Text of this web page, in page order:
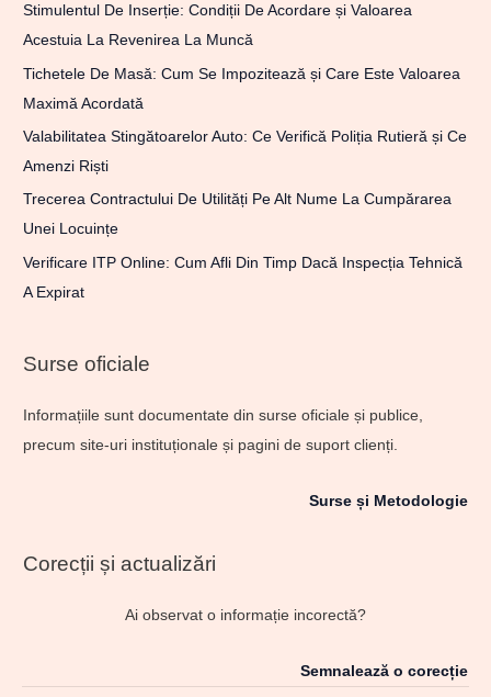
Stimulentul De Inserție: Condiții De Acordare și Valoarea
Acestuia La Revenirea La Muncă
Tichetele De Masă: Cum Se Impozitează și Care Este Valoarea
Maximă Acordată
Valabilitatea Stingătoarelor Auto: Ce Verifică Poliția Rutieră și Ce
Amenzi Riști
Trecerea Contractului De Utilități Pe Alt Nume La Cumpărarea
Unei Locuințe
Verificare ITP Online: Cum Afli Din Timp Dacă Inspecția Tehnică
A Expirat
Surse oficiale
Informațiile sunt documentate din surse oficiale și publice,
precum site-uri instituționale și pagini de suport clienți.
Surse și Metodologie
Corecții și actualizări
Ai observat o informație incorectă?
Semnalează o corecție